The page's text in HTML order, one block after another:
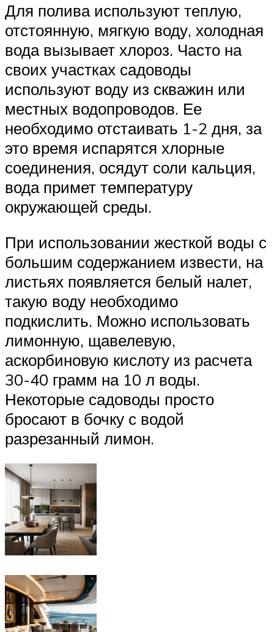
Для полива используют теплую,
отстоянную, мягкую воду, холодная
вода вызывает хлороз. Часто на
своих участках садоводы
используют воду из скважин или
местных водопроводов. Ее
необходимо отстаивать 1-2 дня, за
это время испарятся хлорные
соединения, осядут соли кальция,
вода примет температуру
окружающей среды.
При использовании жесткой воды с
большим содержанием извести, на
листьях появляется белый налет,
такую воду необходимо
подкислить. Можно использовать
лимонную, щавелевую,
аскорбиновую кислоту из расчета
30-40 грамм на 10 л воды.
Некоторые садоводы просто
бросают в бочку с водой
разрезанный лимон.